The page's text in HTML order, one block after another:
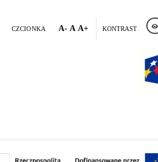
CZCIONKA A- A A+ KONTRAST